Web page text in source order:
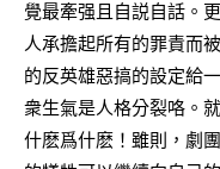
覺最牽强且自説自話。
人承擔起所有的罪責而
的反英雄惡搞的設定給
衆生氣是人格分裂咯。
什麽爲什麽！雖則，劇